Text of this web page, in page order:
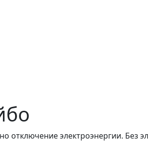
отключение электроэнергии. Без